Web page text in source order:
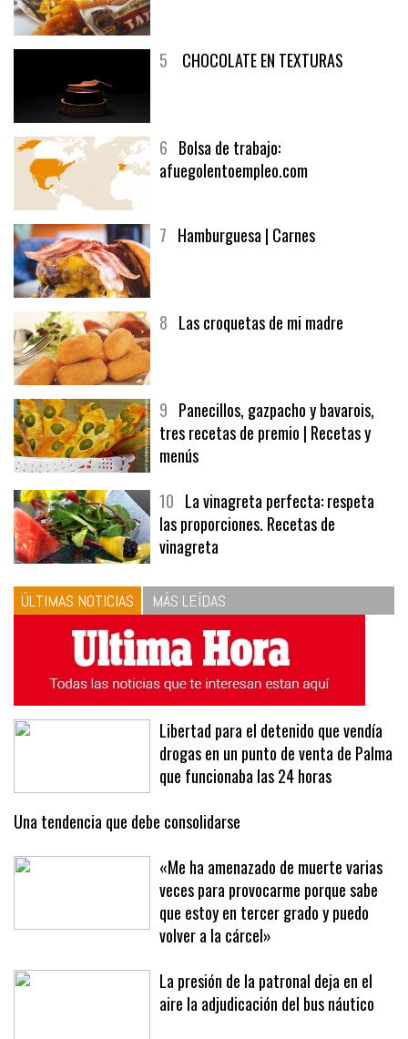
5 CHOCOLATE EN TEXTURAS
6 Bolsa de trabajo:
afuegolentoempleo.com
7 Hamburguesa | Carnes
8 Las croquetas de mi madre
9 Panecillos, gazpacho y bavarois,
tres recetas de premio | Recetas y
menús
10 La vinagreta perfecta: respeta
las proporciones. Recetas de
vinagreta
ÚLTIMAS NOTICIAS MÁS LEÍDAS
Libertad para el detenido que vendía
drogas en un punto de venta de Palma
que funcionaba las 24 horas
Una tendencia que debe consolidarse
«Me ha amenazado de muerte varias
veces para provocarme porque sabe
que estoy en tercer grado y puedo
volver a la cárcel»
La presión de la patronal deja en el
aire la adjudicación del bus náutico